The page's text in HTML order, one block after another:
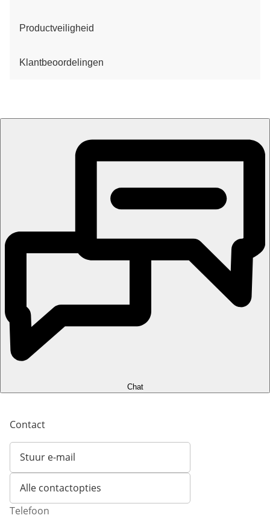
Productveiligheid
Klantbeoordelingen
Chat
Contact
Stuur e-mail
Opent e-mailclient
Alle contactopties
Telefoon